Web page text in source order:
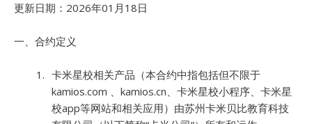
更新日期：2026年01月18日
一、合约定义
卡米星校相关产品（本合约中指包括但不限于
kamios.com 、kamios.cn、卡米星校小程序、卡米星
校app等网站和相关应用）由苏州卡米贝比教育科技